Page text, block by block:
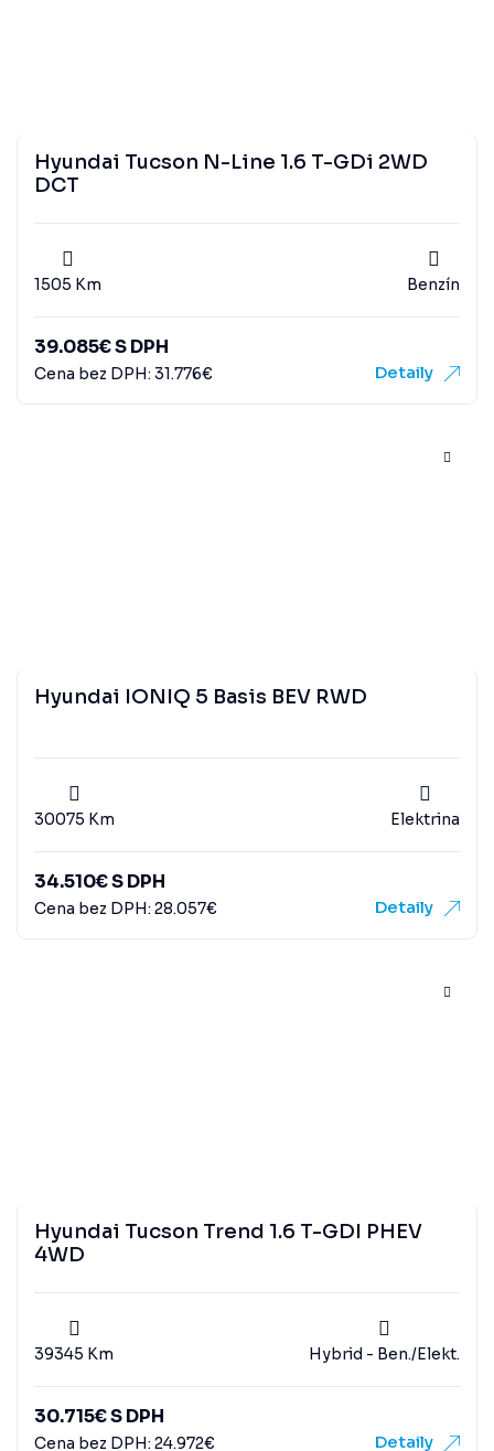
Hyundai Tucson N-Line 1.6 T-GDi 2WD
DCT
1505 Km Benzín
39.085€S DPH
Cena bez DPH: 31.776€ Detaily
Hyundai IONIQ 5 Basis BEV RWD
30075 Km Elektrina
34.510€S DPH
Cena bez DPH: 28.057€ Detaily
Hyundai Tucson Trend 1.6 T-GDI PHEV
4WD
39345 Km Hybrid - Ben./Elekt.
30.715€S DPH
Cena bez DPH: 24.972€ Detaily